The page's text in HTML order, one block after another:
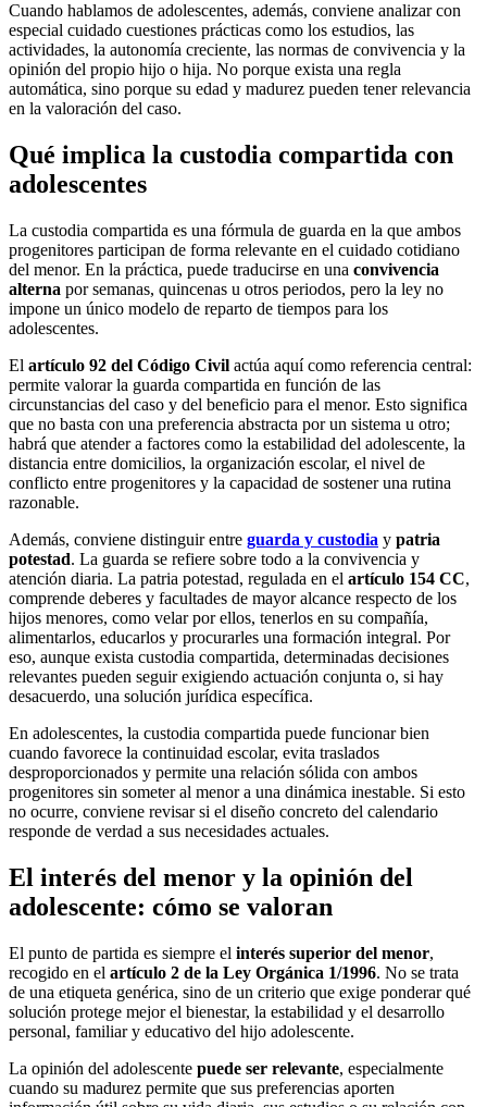
Cuando hablamos de adolescentes, además, conviene analizar con
especial cuidado cuestiones prácticas como los estudios, las
actividades, la autonomía creciente, las normas de convivencia y la
opinión del propio hijo o hija. No porque exista una regla
automática, sino porque su edad y madurez pueden tener relevancia
en la valoración del caso.
Qué implica la custodia compartida con
adolescentes
La custodia compartida es una fórmula de guarda en la que ambos
progenitores participan de forma relevante en el cuidado cotidiano
del menor. En la práctica, puede traducirse en una convivencia
alterna por semanas, quincenas u otros periodos, pero la ley no
impone un único modelo de reparto de tiempos para los
adolescentes.
El artículo 92 del Código Civil actúa aquí como referencia central:
permite valorar la guarda compartida en función de las
circunstancias del caso y del beneficio para el menor. Esto significa
que no basta con una preferencia abstracta por un sistema u otro;
habrá que atender a factores como la estabilidad del adolescente, la
distancia entre domicilios, la organización escolar, el nivel de
conflicto entre progenitores y la capacidad de sostener una rutina
razonable.
Además, conviene distinguir entre guarda y custodia y patria
potestad. La guarda se refiere sobre todo a la convivencia y
atención diaria. La patria potestad, regulada en el artículo 154 CC,
comprende deberes y facultades de mayor alcance respecto de los
hijos menores, como velar por ellos, tenerlos en su compañía,
alimentarlos, educarlos y procurarles una formación integral. Por
eso, aunque exista custodia compartida, determinadas decisiones
relevantes pueden seguir exigiendo actuación conjunta o, si hay
desacuerdo, una solución jurídica específica.
En adolescentes, la custodia compartida puede funcionar bien
cuando favorece la continuidad escolar, evita traslados
desproporcionados y permite una relación sólida con ambos
progenitores sin someter al menor a una dinámica inestable. Si esto
no ocurre, conviene revisar si el diseño concreto del calendario
responde de verdad a sus necesidades actuales.
El interés del menor y la opinión del
adolescente: cómo se valoran
El punto de partida es siempre el interés superior del menor,
recogido en el artículo 2 de la Ley Orgánica 1/1996. No se trata
de una etiqueta genérica, sino de un criterio que exige ponderar qué
solución protege mejor el bienestar, la estabilidad y el desarrollo
personal, familiar y educativo del hijo adolescente.
La opinión del adolescente puede ser relevante, especialmente
cuando su madurez permite que sus preferencias aporten